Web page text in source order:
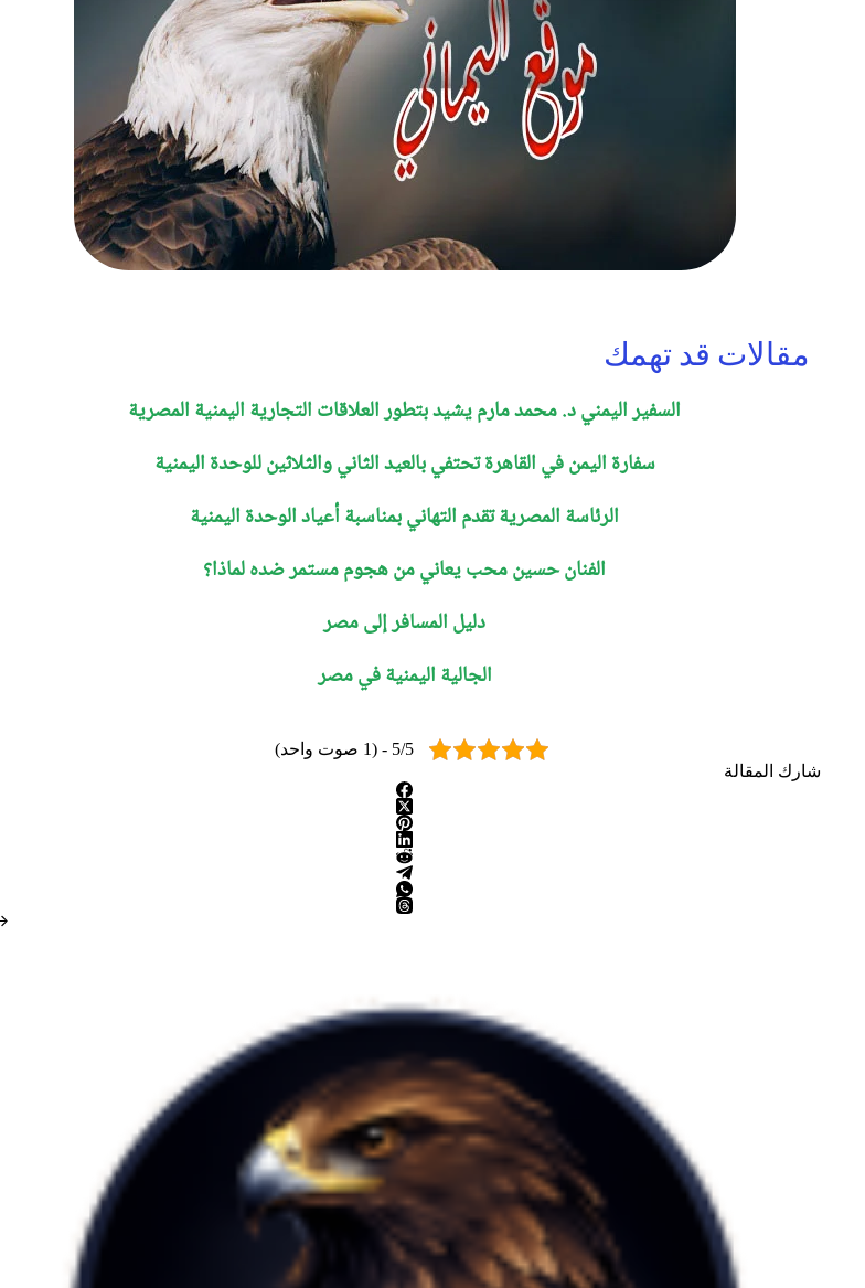
مقالات قد تهمك
السفير اليمني د. محمد مارم يشيد بتطور العلاقات التجارية اليمنية المصرية
سفارة اليمن في القاهرة تحتفي بالعيد الثاني والثلاثين للوحدة اليمنية
الرئاسة المصرية تقدم التهاني بمناسبة أعياد الوحدة اليمنية
الفنان حسين محب يعاني من هجوم مستمر ضده لماذا؟
دليل المسافر إلى مصر
الجالية اليمنية في مصر
5/5 - (1 صوت واحد)
شارك المقالة